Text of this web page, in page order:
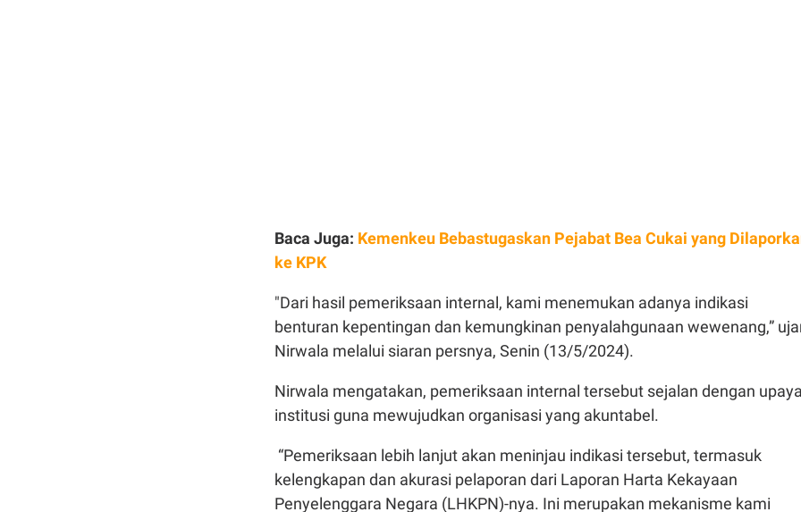
Baca Juga: Kemenkeu Bebastugaskan Pejabat Bea Cukai yang
ke KPK
"Dari hasil pemeriksaan internal, kami menemukan adanya indikasi
benturan kepentingan dan kemungkinan penyalahgunaan wewenang,”
Nirwala melalui siaran persnya, Senin (13/5/2024).
Nirwala mengatakan, pemeriksaan internal tersebut sejalan dengan upaya
institusi guna mewujudkan organisasi yang akuntabel.
“Pemeriksaan lebih lanjut akan meninjau indikasi tersebut, termasuk
kelengkapan dan akurasi pelaporan dari Laporan Harta Kekayaan
Penyelenggara Negara (LHKPN)-nya. Ini merupakan mekanisme kami